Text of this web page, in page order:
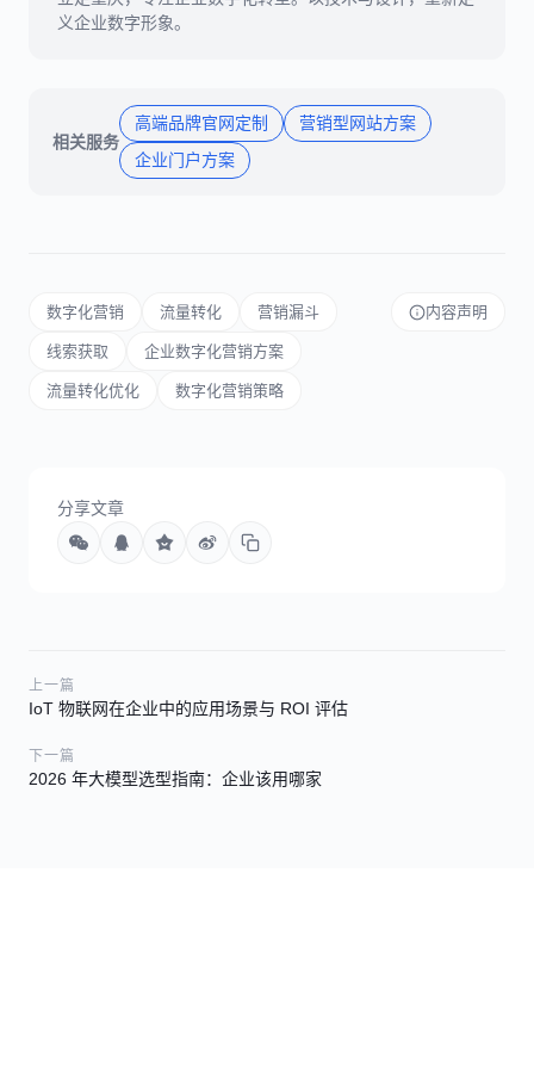
义企业数字形象。
相关服务
高端品牌官网定制
营销型网站方案
企业门户方案
数字化营销 流量转化 营销漏斗
线索获取 企业数字化营销方案
流量转化优化 数字化营销策略
内容声明
分享文章
上一篇
IoT 物联网在企业中的应用场景与 ROI 评估
下一篇
2026 年大模型选型指南：企业该用哪家